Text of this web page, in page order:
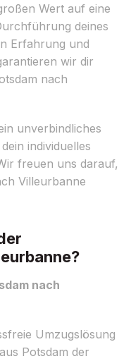
Wert auf eine
deines
Erfahrung und
wir dir
nach
unverbindliches
individuelles
freuen uns darauf,
Villeurbanne
nach
Umzugslösung
Potsdam der